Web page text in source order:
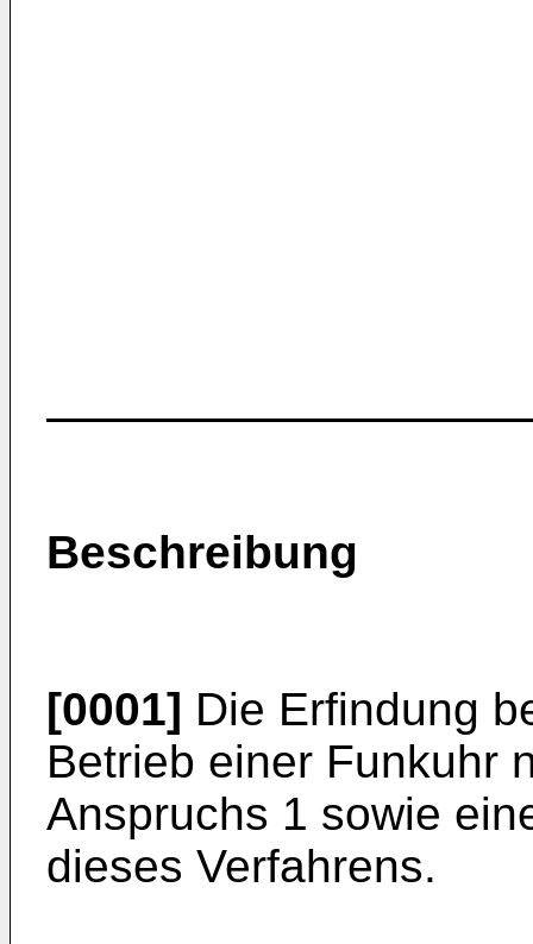
Beschreibung
[0001] Die Erfindung
Betrieb einer Funkuhr
Anspruchs 1 sowie
dieses Verfahrens.